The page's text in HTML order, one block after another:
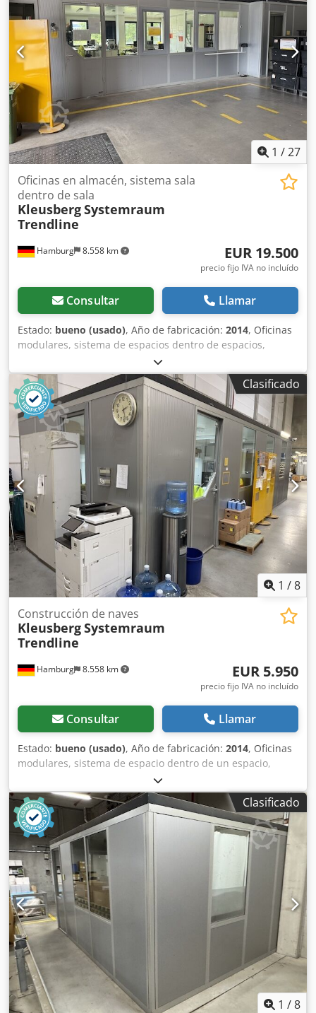
muebles, etc. Estado: bueno Disponible: a partir de
aproximadamente el cuarto trimestre de 2026 Ubicación:
Hamburgo
1 /27
Hamburg 8.558 km
Oficinas en almacén, sistema sala
dentro de sala
KleusbergSystemraum
Trendline
EUR 19.500
precio fijo IVA no incluído
Consultar Llamar
Estado: bueno (usado), Año de fabricación: 2014, Oficinas
modulares, sistema de espacios dentro de espacios,
aproximadamente 150 m², varias estancias – de segunda
mano: Precio en el lugar de almacenamiento: 19.500 €
(neto), desmontado, embalado y listo para ser
transportado. Posición 8: Fabricante: Kleusberg Tipo:
Sistema de oficinas Trendline Año de fabricación:
desconocido, probablemente 2014 Techo transitable con
carga máxima de 100 kg Ancho del módulo:
aproximadamente 1,03 m Longitud: aproximadamente
21,40 m Profundidad: aproximadamente 7,60 m o 8,10 m
(6-7 módulos) Altura: aproximadamente 2,96 m Varias
puertas Todas las oficinas están cerradas por tres lados y,
por lo tanto, uno de sus lados está adosado a la pared del
pabellón Incluye iluminación, etc., según disponibilidad
Sin suelo Venta sin muebles, etc. Estado: bueno Disponible
a partir de aproximadamente el cuarto trimestre de 2026
Dkodpezqzyqofx Acqsr Ubicación: Hamburgo
Clasificado
1 /8
Hamburg 8.558 km
Construcción de naves
KleusbergSystemraum
Trendline
EUR 5.950
precio fijo IVA no incluído
Consultar Llamar
Estado: bueno (usado), Año de fabricación: 2014, Oficinas
modulares, sistema de espacio dentro de un espacio,
aproximadamente 39 m² – de segunda mano: Precio en el
lugar de almacenamiento: 5.950 € (neto), desmontado,
embalado y cargado. Posición 9: Fabricante: Kleusberg
Modelo: Sistema modular Trendline Año de fabricación:
desconocido, probablemente 2014 Techo transitable con
una carga máxima de 100 kg Ancho del módulo:
aproximadamente 1,03 m Dodpjzqzxtofx Acqskr Longitud:
aproximadamente 9,30 m (9 módulos) Profundidad:
aproximadamente 4,25 m (4 módulos) Altura:
aproximadamente 2,96 m 1 puerta Todas las oficinas están
cerradas en tres lados, por lo que un lado está adosado a
la pared del almacén. Incluye iluminación y otros
elementos, en la medida en que estén disponibles. Sin
suelo. Venta sin muebles ni otros elementos. Estado:
bueno Disponibilidad: a partir del cuarto trimestre de
2026, aproximadamente. Ubicación: Hamburgo
Clasificado
1 /8